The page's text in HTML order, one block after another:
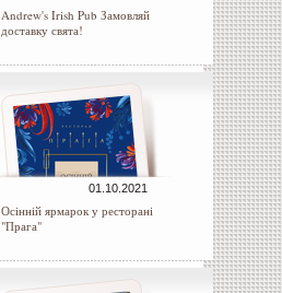
Andrew's Irish Pub Замовляй
доставку свята!
01.10.2021
Осінній ярмарок у ресторані
"Прага"